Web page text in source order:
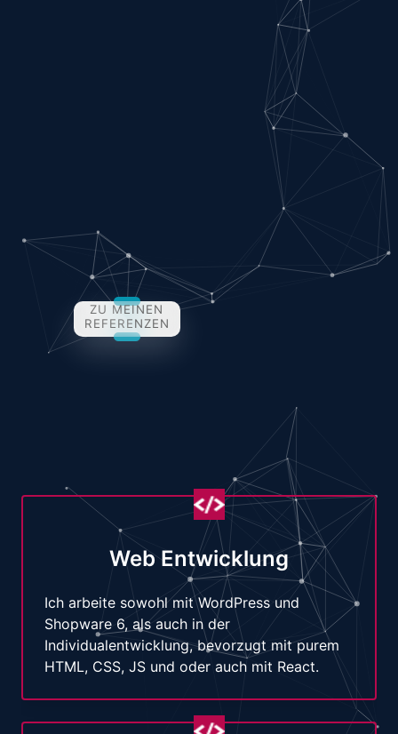
Ich bin fasziniert davon, wie einzigartige
Ideen und kreative Visionen sich in
wunderschöne, funktionale Websites
Das Schöne daran ist, dass ich meine
Kreativität voll und ganz ausleben kann, um
einzigartige digitale Erlebnisse zu
gestalten.
ZU MEINEN
REFERENZEN
Web Entwicklung
Ich arbeite sowohl mit WordPress und
Shopware 6, als auch in der
Individualentwicklung, bevorzugt mit purem
HTML, CSS, JS und oder auch mit React.